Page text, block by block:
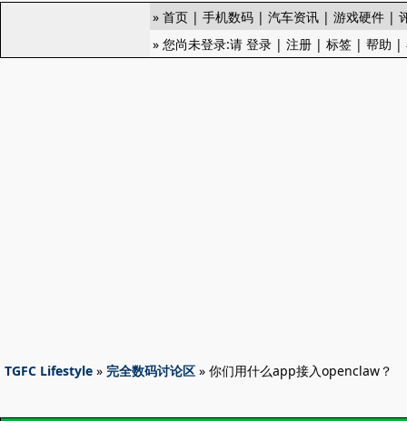
» 首页 | 手机数码 | 汽车资讯 | 游戏硬件 |
» 您尚未登录:请 登录 | 注册 | 标签 | 帮助 |
TGFC Lifestyle » 完全数码讨论区 » 你们用什么app接入openclaw？